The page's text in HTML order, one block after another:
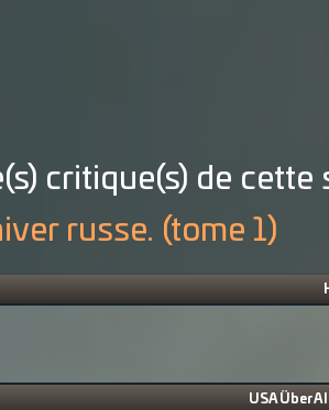
critique(s) de cette
russe. (tome 1)
USA Über